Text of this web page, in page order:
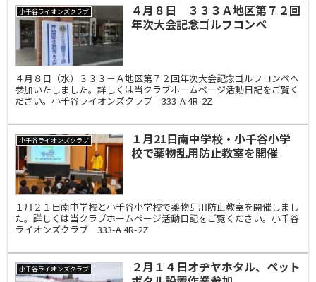
小千谷ライオンズクラブ
４月８日 ３３３Ａ地区第７２回
年次大会記念ゴルフコンペ
４月８日（水）３３３－Ａ地区第７２回年次大会記念ゴルフコンペへ
参加いたしました。詳しくは当クラブホームページ活動日記をご覧く
ださい。小千谷ライオンズクラブ 333-A 4R-2Z
小千谷ライオンズクラブ
１月21日南中学校・小千谷小学
校で薬物乱用防止教室を開催
１月２１日南中学校と小千谷小学校で薬物乱用防止教室を開催しまし
た。詳しくは当クラブホームページ活動日記をご覧ください。小千谷
ライオンズクラブ 333-A 4R-2Z
小千谷ライオンズクラブ
２月１４日オヂヤホタル、ペット